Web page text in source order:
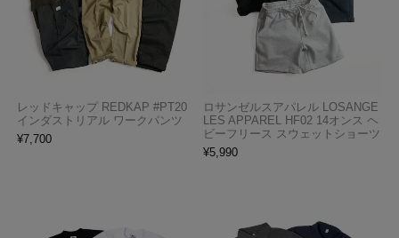
レッドキャップ REDKAP #PT20
インダストリアル ワークパンツ
¥7,700
ロサンゼルスアパレル LOSANGE
LES APPAREL HF02 14オンス ヘ
ビーフリース スウェットショーツ
¥5,990